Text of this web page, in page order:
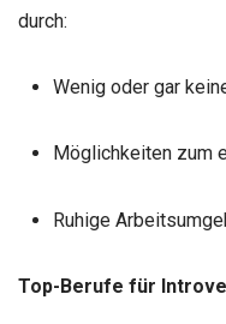
durch:
Wenig oder gar
Möglichkeiten zum
Ruhige
Top-Berufe für